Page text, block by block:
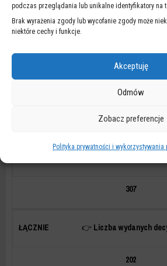
podczas przeglądania lub unikalne identyfikatory na
Brak wyrażenia zgody lub wycofanie zgody może
niektóre cechy i funkcje.
Akceptuję
Odmów
Zobacz preferencje
Polityka prywatności i
87
307
👉 Liczba wydanych
202